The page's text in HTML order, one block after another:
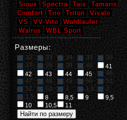
Sioux
Spectra Tais
Tamaris
Comfort
Trio Triton
Vivalo
VS
VV-Vito
Waldlaufer
Walrus
WBL Sport
Размеры:
32 33 34 35
36
37
38 39 40
41
42
43 44 45
46
47
48 49 50
51
52
53 1 1,5
2
2,5
8 8,5 9
9,5
10
10,5 11